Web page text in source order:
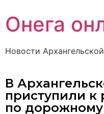
Онега
Новости
В
приступили к
по